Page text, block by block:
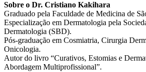
Sobre o Dr. Cristiano Kakihara
Graduado pela Faculdade de Medicina de
Especialização em Dermatologia pela
Dermatologia (SBD).
Pós-graduação em Cosmiatria, Cirurgia
Onicologia.
Autor do livro “Curativos, Estomias e
Abordagem Multiprofissional”.